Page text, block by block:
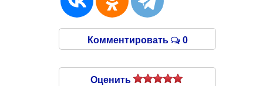
Комментировать 0
Оценить